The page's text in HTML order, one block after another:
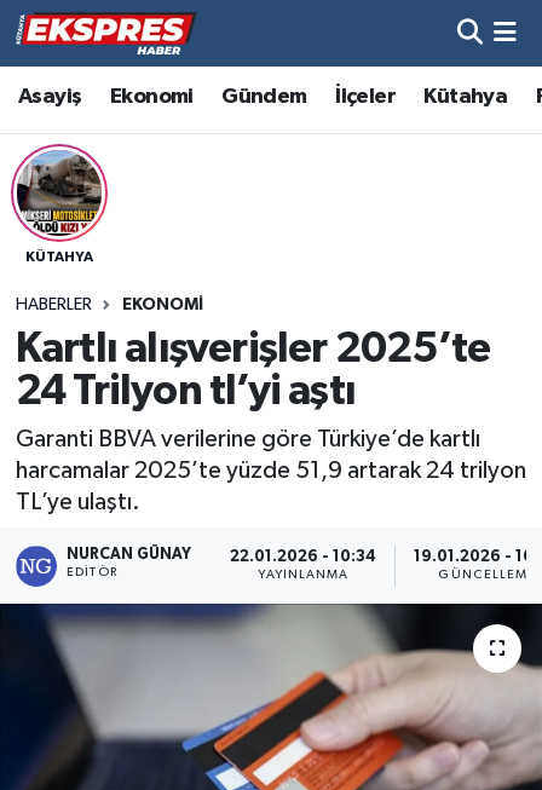
Asayiş Ekonomi Gündem İlçeler Kütahya
KÜTAHYA
HABERLER EKONOMI
Kartlı alışverişler 2025’te
24 Trilyon tl’yi aştı
Garanti BBVA verilerine göre Türkiye’de kartlı
harcamalar 2025’te yüzde 51,9 artarak 24 trilyon
TL’ye ulaştı.
NURCAN GÜNAY
EDITÖR
22.01.2026 - 10:34
YAYINLANMA
19.01.2026 -
GÜNCELLEME
Altıntaş
Asayiş
Aslanapa
Bölge
Çavdarhisar
Domaniç
Ekonomi
Emet
Hava Durumu
Trafik Durumu
Süper Lig Puan Durumu ve Fikstür
Son Dakika Haberleri
Haber Arşivi